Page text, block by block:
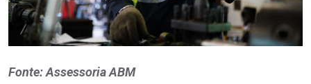
Fonte: Assessoria ABM